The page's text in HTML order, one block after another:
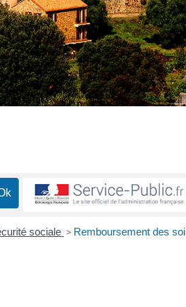
sociale > Remboursement des